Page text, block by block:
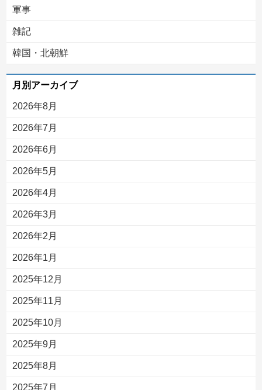
軍事
雑記
韓国・北朝鮮
月別アーカイブ
2026年8月
2026年7月
2026年6月
2026年5月
2026年4月
2026年3月
2026年2月
2026年1月
2025年12月
2025年11月
2025年10月
2025年9月
2025年8月
2025年7月